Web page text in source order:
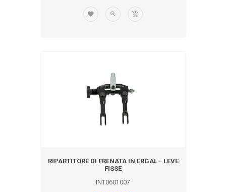
RIPARTITORE DI FRENATA IN ERGAL - LEVE
FISSE
INT0601007